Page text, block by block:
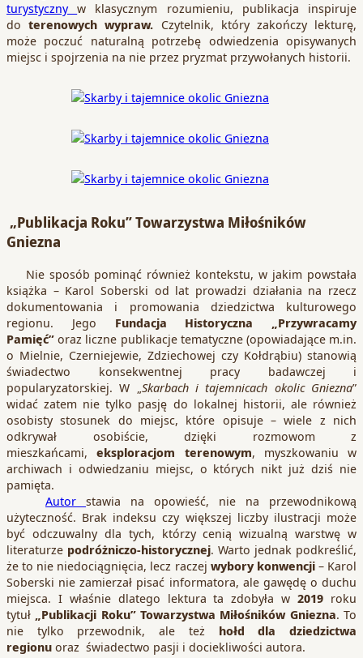
turystycznyw klasycznym rozumieniu, publikacja inspiruje
doterenowych wypraw. Czytelnik, który zakończy lekturę,
może poczuć naturalną potrzebę odwiedzenia opisywanych
miejsc i spojrzenia na nie przez pryzmat przywołanych historii.
„Publikacja Roku” Towarzystwa Miłośników
Gniezna
Nie sposób pominąć również kontekstu, w jakim powstała
książka – Karol Soberski od lat prowadzi działania na rzecz
dokumentowania i promowania dziedzictwa kulturowego
regionu. Jego Fundacja Historyczna „Przywracamy
Pamięć” oraz liczne publikacje tematyczne (opowiadające m.in.
o Mielnie, Czerniejewie, Zdziechowej czy Kołdrąbiu) stanowią
świadectwo konsekwentnej pracy badawczej i
popularyzatorskiej. W „ Skarbach i tajemnicach okolic Gniezna”
widać zatem nie tylko pasję do lokalnej historii, ale również
osobisty stosunek do miejsc, które opisuje – wiele z nich
odkrywał osobiście, dzięki rozmowom z
mieszkańcami,eksploracjom terenowym, myszkowaniu w
archiwach i odwiedzaniu miejsc, o których nikt już dziś nie
pamięta.
Autor stawia na opowieść, nie na przewodnikową
użyteczność. Brak indeksu czy większej liczby ilustracji może
być odczuwalny dla tych, którzy cenią wizualną warstwę w
literaturze podróżniczo-historycznej. Warto jednak podkreślić,
że to nie niedociągnięcia, lecz raczej wybory konwencji– Karol
Soberski nie zamierzał pisać informatora, ale gawędę o duchu
miejsca. I właśnie dlatego lektura ta zdobyła w2019 roku
tytuł
„Publikacji Roku” Towarzystwa Miłośników Gniezna. To
nie tylko przewodnik, ale też hołd dla dziedzictwa
regionu oraz świadectwo pasji i dociekliwości autora.